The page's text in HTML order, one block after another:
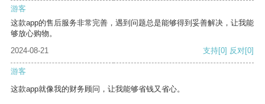
游客
这款app的售后服务非常完善，遇到问题总是能够得到妥善解决，让我能
够放心购物。
2024-08-21
支持[0] 反对[0]
游客
这款app就像我的财务顾问，让我能够省钱又省心。